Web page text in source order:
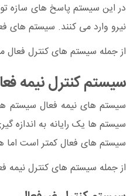
در این سیستم پاسخ های سازه
نیرو وارد می کنند. سیستم های
از جمله سیستم های کنترل فعال
سیستم کنترل نیمه
سیستم های نیمه فعال سیستم
سیستم ها یک رایانه به اندازه
سیستم های فعال کمتر است اما
از جمله سیستم های کنترل نیمه